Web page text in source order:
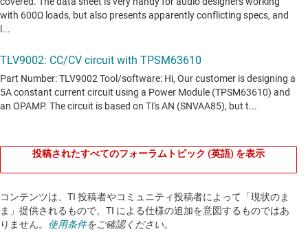
投稿されたすべてのフォーラムトピック (英語) を表示
コンテンツは、TI 投稿者やコミュニティ投稿者によって「現状のま
ま」提供されるもので、TI による仕様の追加を意図するものではあ
りません。 使用条件をご確認ください。